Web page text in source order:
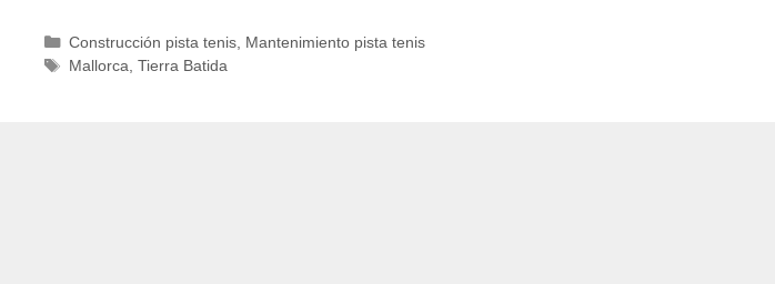
Categorías
Construcción pista tenis, Mantenimiento pista tenis
Etiquetas
Mallorca, Tierra Batida